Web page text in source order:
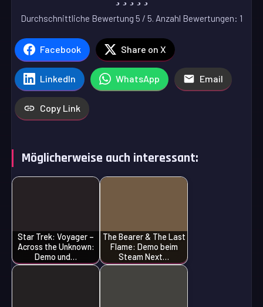
Durchschnittliche Bewertung 5 / 5. Anzahl Bewertungen: 1
Facebook Share on X
LinkedIn WhatsApp Email
Copy Link
Möglicherweise auch interessant:
Star Trek: Voyager –
Across the Unknown:
Demo und…
The Bearer & The Last
Flame: Demo beim
Steam Next…